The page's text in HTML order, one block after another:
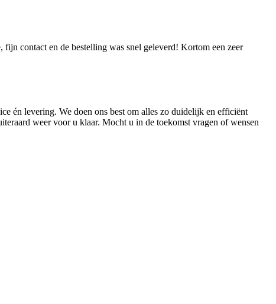
contact en de bestelling was snel geleverd! Kortom een zeer
én levering. We doen ons best om alles zo duidelijk en efficiënt
weer voor u klaar. Mocht u in de toekomst vragen of wensen